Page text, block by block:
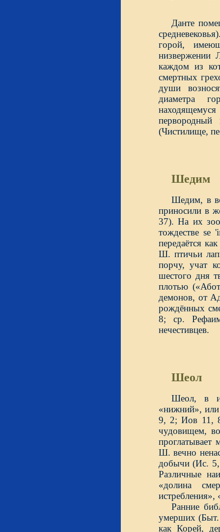
Данте
горой,
каждом из
смертных
души
диаметра
(Чистилище,
Шедим
Шедим, в
приносили в
37). На их
тождестве se
передаётся
Ш. птичьи
порчу, учат
шестого дня
плотью
демонов, от
рождённых
8; ср.
нечестивцев.
Шеол
Шеол, в
«нижний»,
9, 2; Иов 11,
чудовищем,
проглатывает
Ш. вечно
добычи (Ис.
Различные
«долина
Ранние
умерших (Быт.
как Корей,